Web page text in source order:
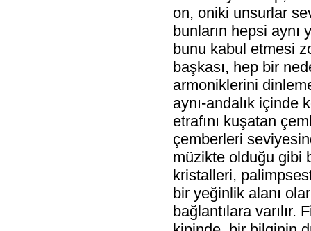
on, oniki unsurlar
bunların hepsi
bunu kabul etmesi
başkası, hep bir
armoniklerini
aynı-andalık içinde
etrafını kuşatan
çemberleri
müzikte olduğu gibi
kristalleri,
bir yeğinlik alanı
bağlantılara